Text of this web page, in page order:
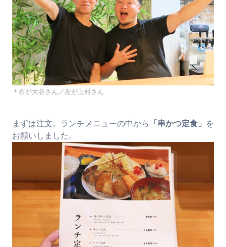
＊右が大谷さん／左が上村さん
まずは注文。ランチメニューの中から 「串かつ定食」
を
お願いしました。